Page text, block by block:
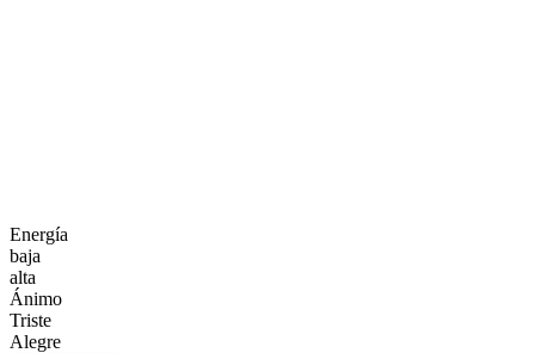
Energía
baja
alta
Ánimo
Triste
Alegre